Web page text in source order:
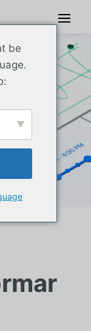
be